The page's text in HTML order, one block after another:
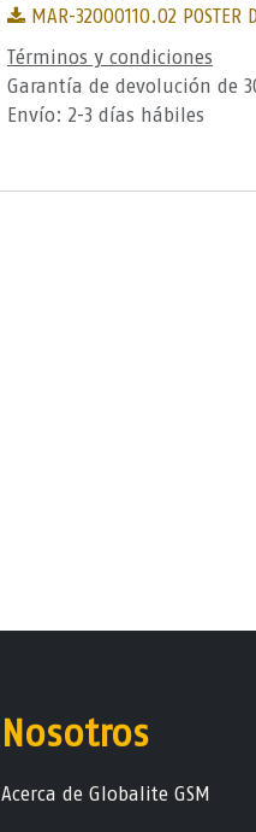
MAR-32000110.02 POSTER
Términos y condiciones
Garantía de devolución de
Envío: 2-3 días hábiles
Nosotros
Acerca de Globalite GSM